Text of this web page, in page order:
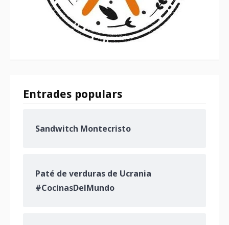
Entrades populars
Sandwitch Montecristo
Paté de verduras de Ucrania
#CocinasDelMundo